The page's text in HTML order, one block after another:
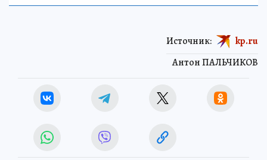
Антон ПАЛЬЧИКОВ
Источник: kp.ru